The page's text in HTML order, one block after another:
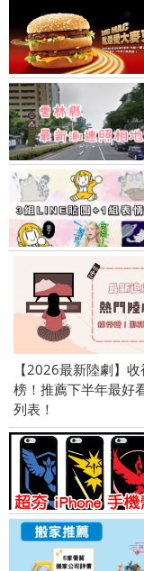
【2026最新陸劇】
榜！推薦下半年最好
列表！